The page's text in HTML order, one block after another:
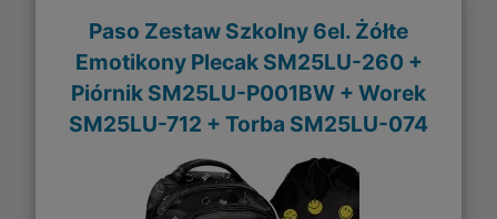
Paso Zestaw Szkolny 6el. Żółte
Emotikony Plecak SM25LU-260 +
Piórnik SM25LU-P001BW + Worek
SM25LU-712 + Torba SM25LU-074